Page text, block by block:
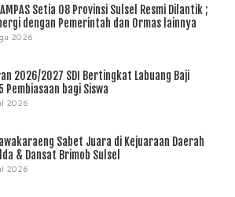
Setia 08 Provinsi Sulsel Resmi Dilantik ;
dengan Pemerintah dan Ormas lainnya
2026
2026/2027 SDI Bertingkat Labuang Baji
Pembiasaan bagi Siswa
2026
Sabet Juara di Kejuaraan Daerah
& Dansat Brimob Sulsel
2026